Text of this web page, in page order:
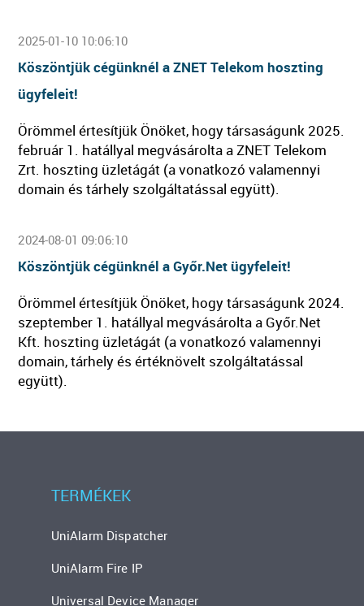
2025-01-10 10:06:10
Köszöntjük cégünknél a ZNET Telekom hoszting
ügyfeleit!
Örömmel értesítjük Önöket, hogy társaságunk 2025.
február 1. hatállyal megvásárolta a ZNET Telekom
Zrt. hoszting üzletágát (a vonatkozó valamennyi
domain és tárhely szolgáltatással együtt).
2024-08-01 09:06:10
Köszöntjük cégünknél a Győr.Net ügyfeleit!
Örömmel értesítjük Önöket, hogy társaságunk 2024.
szeptember 1. hatállyal megvásárolta a Győr.Net
Kft. hoszting üzletágát (a vonatkozó valamennyi
domain, tárhely és értéknövelt szolgáltatással
együtt).
TERMÉKEK
UniAlarm Dispatcher
UniAlarm Fire IP
Universal Device Manager